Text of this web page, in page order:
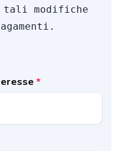
tali modifiche
*